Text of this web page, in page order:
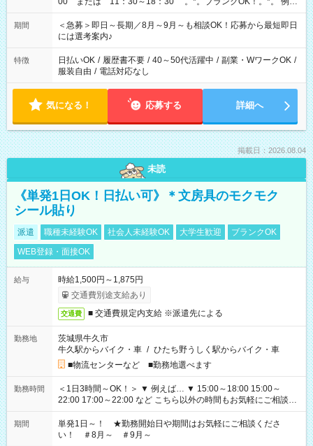
ば前職が、 在宅/財団法人/事務/コールセンター/受付/販売/カフェ
スタッフ スイーツ販売/ホテルフロント/化粧品販売/など 様々な
業界から入社して活躍されています♪
期間
＜急募＞即日～長期／8月～9月～も相談OK！応募から最短即日
には選考案内♪
特徴 日払いOK / 履歴書不要 / 40～50代活躍中 / 副業・WワークOK /
服装自由 / 電話対応なし
気になる！ 応募する 詳細へ
掲載日：2026.08.04
未読
《単発1日OK！日払い可》＊文房具のモクモク
シール貼り
派遣 職種未経験OK 社会人未経験OK 大学生歓迎
ブランクOK
WEB登録・面接OK
給与
時給1,500円～1,875円
交通費別途支給あり
交通費 ■ 交通費規定内支給 ※派遣先による
勤務地
茨城県牛久市
牛久駅からバイク・車 / ひたち野うしく駅からバイク・車
■物流センターなど ■勤務地選べます
勤務時間
＜1日3時間～OK！＞ ▼ 例えば… ▼ 15:00～18:00 15:00～
22:00 17:00～22:00 など こちら以外の時間もお気軽にご相談く
ださい！
期間
単発1日～！ ★勤務開始日や期間はお気軽にご相談くださ
い！ ＃8月～ ＃9月～